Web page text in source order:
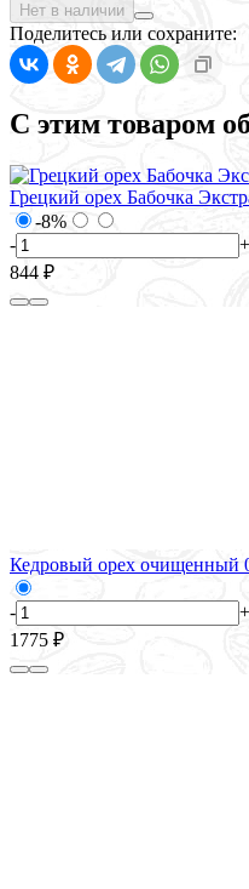
Нет в наличии
Поделитесь или сохраните:
С этим товаром
Грецкий орех Бабочка
-8%
-
+
844 ₽
Кедровый орех очищенный
-
+
1775 ₽